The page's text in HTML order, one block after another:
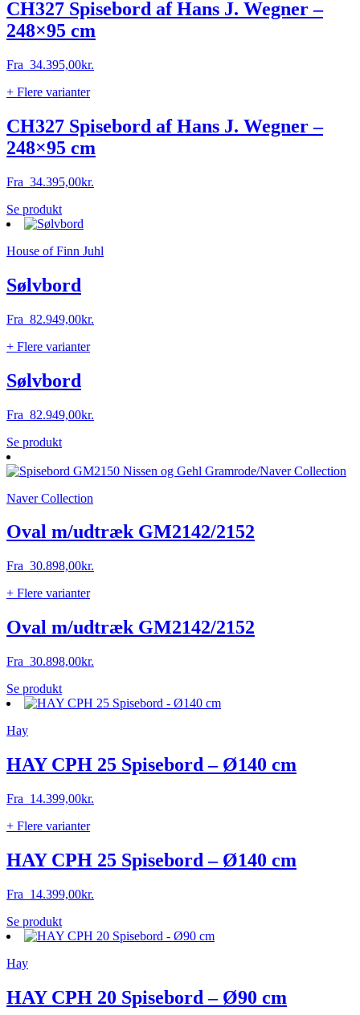
CH327 Spisebord af Hans J. Wegner –
248×95 cm
Fra 34.395,00kr.
+ Flere varianter
CH327 Spisebord af Hans J. Wegner –
248×95 cm
Fra 34.395,00kr.
Se produktDette
vare
flere
Mulighederne
kan
på
House of Finn Juhl
Sølvbord
Fra 82.949,00kr.
+ Flere varianter
Sølvbord
Fra 82.949,00kr.
Se produktDette
har
varianter.
kan
vælges
varesiden
Naver Collection
Oval m/udtræk GM2142/2152
Fra 30.898,00kr.
+ Flere varianter
Oval m/udtræk GM2142/2152
Fra 30.898,00kr.
Se produktDette
vare
Mulighederne
kan
på
Hay
HAY CPH 25 Spisebord – Ø140 cm
Fra 14.399,00kr.
+ Flere varianter
HAY CPH 25 Spisebord – Ø140 cm
Fra 14.399,00kr.
Se produktDette
vare
Mulighederne
kan
Hay
HAY CPH 20 Spisebord – Ø90 cm